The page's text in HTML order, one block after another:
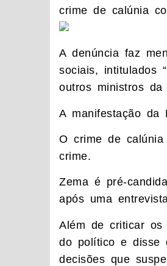
crime de calúnia
A denúncia faz
sociais, intitulados
outros ministros
A manifestação
O crime de
crime.
Zema é pré-
após uma
Além de criticar os
do político e disse
decisões que